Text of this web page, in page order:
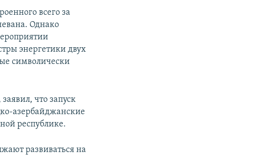
всего за
Однако
энергетики двух
символически
что запуск
азербайджанские
республике.
развиваться на